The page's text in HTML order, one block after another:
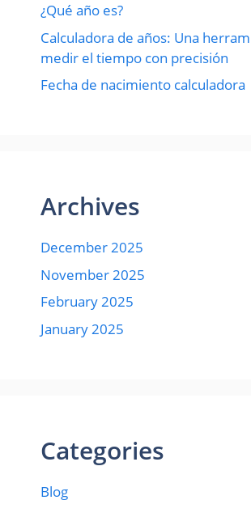
¿Qué año es?
Calculadora de años: Una
medir el tiempo con precisión
Fecha de nacimiento calculadora
Archives
December 2025
November 2025
February 2025
January 2025
Categories
Blog